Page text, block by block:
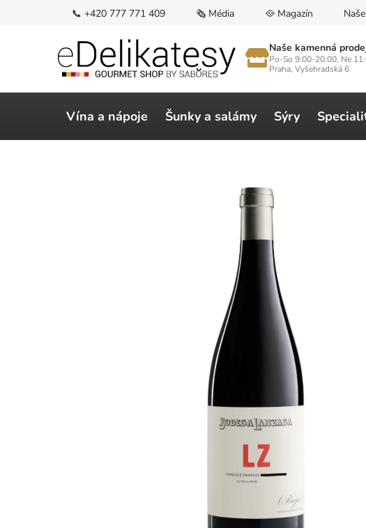
📞 +420 777 771 409 🗞️ Média 🥘 Magazín
Naše kamenná
Po-So 9:00-20:00, Ne
Praha, Vyšehradská 6
Vína a nápoje Šunky a salámy Sýry